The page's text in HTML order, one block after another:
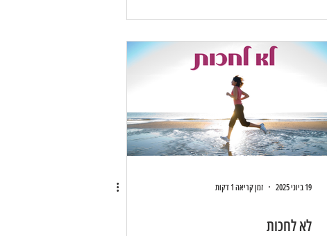
19 ביוני 2025 זמן קריאה 1 דקות
לא לחכות